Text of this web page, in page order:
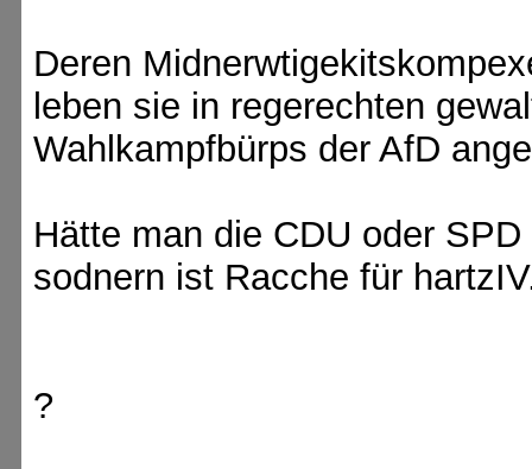
Deren
leben sie in regerechten
Wahlkampfbürps der AfD
Hätte man die CDU oder
sodnern ist Racche für
?